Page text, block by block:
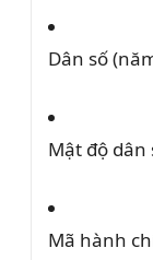
Dân số
Mật độ dân
Mã hành